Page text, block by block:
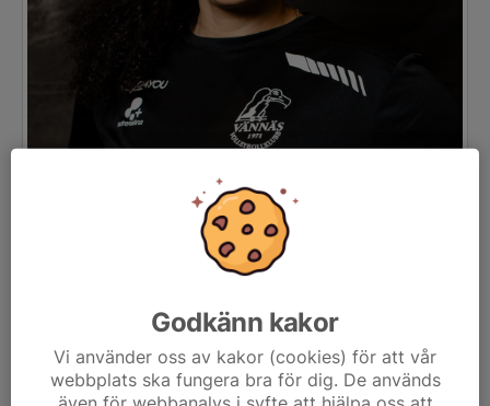
Godkänn kakor
Vi använder oss av kakor (cookies) för att vår
webbplats ska fungera bra för dig. De används